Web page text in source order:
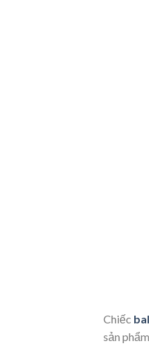
Chiếc
sản